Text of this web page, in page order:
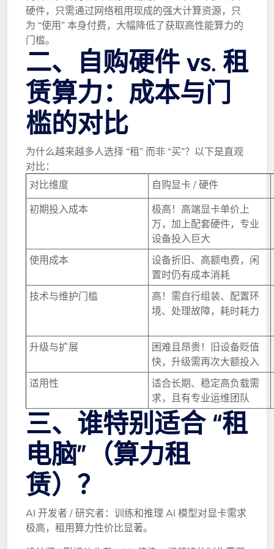
硬件，只需通过网络租用现成的强大计算资源，只
为 “使用” 本身付费，大幅降低了获取高性能算力的
门槛。
二、自购硬件 vs. 租
赁算力：成本与门
槛的对比
为什么越来越多人选择 “租” 而非 “买”？以下是直观
对比：
对比维度
自购显卡 / 硬件
初期投入成本
极高！高端显卡单价上
万，加上配套硬件，专业
设备投入巨大
使用成本
设备折旧、高额电费，闲
置时仍有成本消耗
技术与维护门槛
高！需自行组装、配置环
境、处理故障，耗时耗力
升级与扩展
困难且昂贵！旧设备贬值
快，升级需再次大额投入
适用性
适合长期、稳定高负载需
求，且有专业运维团队
三、谁特别适合 “租
电脑”（算力租
赁）？
AI 开发者 / 研究者：训练和推理 AI 模型对显卡需求
极高，租用算力性价比显著。